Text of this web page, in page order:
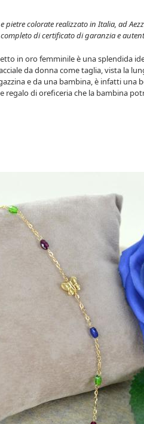
pietre colorate realizzato in Italia, ad
di certificato di garanzia e
in oro femminile è una splendida
da donna come taglia, vista la
e da una bambina, è infatti una
regalo di oreficeria che la bambina